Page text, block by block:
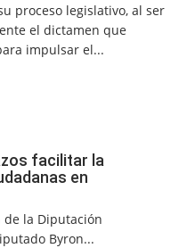
proceso legislativo, al ser
el dictamen que
impulsar el...
facilitar la
en
de la Diputación
Byron...